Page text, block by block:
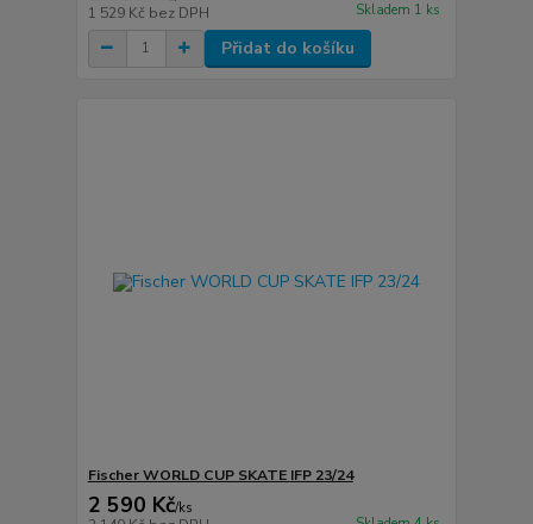
1 529 Kč bez DPH Skladem 1 ks
Přidat do košíku
Fischer WORLD CUP SKATE IFP 23/24
2 590 Kč/ks